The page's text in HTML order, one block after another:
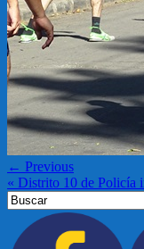
← Previous
« Distrito 10 de Policía